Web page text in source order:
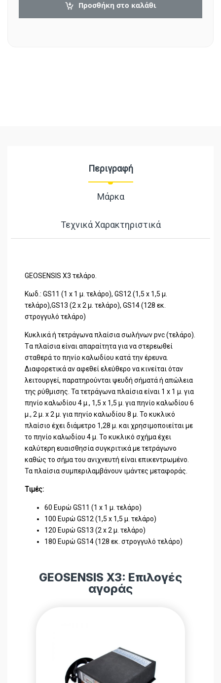
Προσθήκη στο καλάθι
Περιγραφή
Μάρκα
Τεχνικά Χαρακτηριστικά
GEOSENSIS X3 τελάρο.
Κωδ.: GS11 (1 x 1 μ. τελάρο), GS12 (1,5 x 1,5 μ.
τελάρο),GS13 (2 x 2 μ. τελάρο), GS14 (128 εκ.
στρογγυλό τελάρο)
Κυκλικά ή τετράγωνα πλαίσια σωλήνων pvc (τελάρο).
Tα πλαίσια είναι απαραίτητα για να στερεωθεί
σταθερά το πηνίο καλωδίου κατά την έρευνα.
Διαφορετικά αν αφεθεί ελεύθερο να κινείται όταν
λειτουργεί, παρατηρούνται ψευδή σήματά ή απώλεια
της ρύθμισης. Τα τετράγωνα πλαίσια είναι 1 x 1 μ. για
πηνίο καλωδίου 4 μ., 1,5 x 1,5 μ. για πηνίο καλωδίου 6
μ., 2 μ. x 2 μ. για πηνίο καλωδίου 8 μ. Το κυκλικό
πλαίσιο έχει διάμετρο 1,28 μ. και χρησιμοποιείται με
το πηνίο καλωδίου 4 μ. To κυκλικό σχήμα έχει
καλύτερη ευαισθησία συγκριτικά με τετράγωνο
καθώς το σήμα του ανιχνευτή είναι επικεντρωμένο.
Τα πλαίσια συμπεριλαμβάνουν ιμάντες μεταφοράς.
Τιμές:
60 Ευρώ GS11 (1 x 1 μ. τελάρο)
100 Ευρώ GS12 (1,5 x 1,5 μ. τελάρο)
120 Ευρώ GS13 (2 x 2 μ. τελάρο)
180 Ευρώ GS14 (128 εκ. στρογγυλό τελάρο)
GEOSENSIS X3: Επιλογές
αγοράς